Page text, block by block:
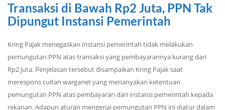
Transaksi di Bawah Rp2 Juta, PPN Tak
Dipungut Instansi Pemerintah
Kring Pajak menegaskan instansi pemerintah tidak melakukan
pemungutan PPN atas transaksi yang pembayarannya kurang dari
Rp2 juta. Penjelasan tersebut disampaikan Kring Pajak saat
merespons cuitan warganet yang menanyakan ketentuan
pemungutan PPN atas pembayaran dari instansi pemerintah kepada
rekanan. Adapun aturan mengenai pemungutan PPN ini diatur dalam